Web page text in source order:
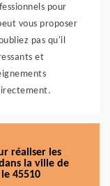
pour
vous proposer
pas qu'il
et
réaliser les
la ville de
45510